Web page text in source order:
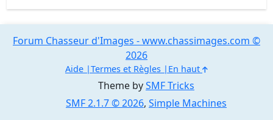
Theme bySMF Tricks
SMF 2.1.7 © 2026, Simple Machines
Forum Chasseur d'Images - www.chassimages.com ©
2026
Aide Termes et Règles En haut